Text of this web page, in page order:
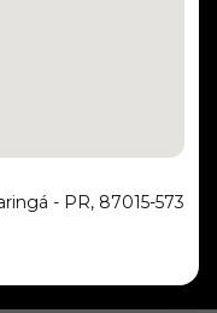
- PR, 87015-573